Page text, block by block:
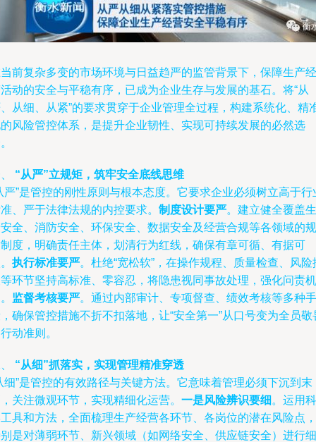
前复杂多变的市场环境与日益趋严的监管背景下，保障生产经
动的安全与平稳有序，已成为企业生存与发展的基石。将“从
从细、从紧”的要求贯穿于企业管理全过程，构建系统化、精
风险管控体系，是提升企业韧性、实现可持续发展的必然选
“从严”立规矩，筑牢安全底线思维
严”是管控的刚性原则与根本态度。它要求企业必须树立高于行
、严于法律法规的内控要求。 制度设计要严。建立健全覆盖生
全、消防安全、环保安全、数据安全及经营合规等各领域的规
度，明确责任主体，划清行为红线，确保有章可循、有据可
执行标准要严。杜绝“宽松软”，在操作规程、质量检查、风险
环节坚持高标准、零容忍，将隐患视同事故处理，强化问责机
监督考核要严。通过内部审计、专项督查、绩效考核等多种手
确保管控措施不折不扣落地，让“安全第一”从口号变为全员敬
动准则。
“从细”抓落实，实现管理精准穿透
细”是管控的有效路径与关键方法。它意味着管理必须下沉到末
关注微观环节，实现精细化运营。 一是风险辨识要细 。运用科
具和方法，全面梳理生产经营各环节、各岗位的潜在风险点，
是对薄弱环节、新兴领域（如网络安全、供应链安全）进行细